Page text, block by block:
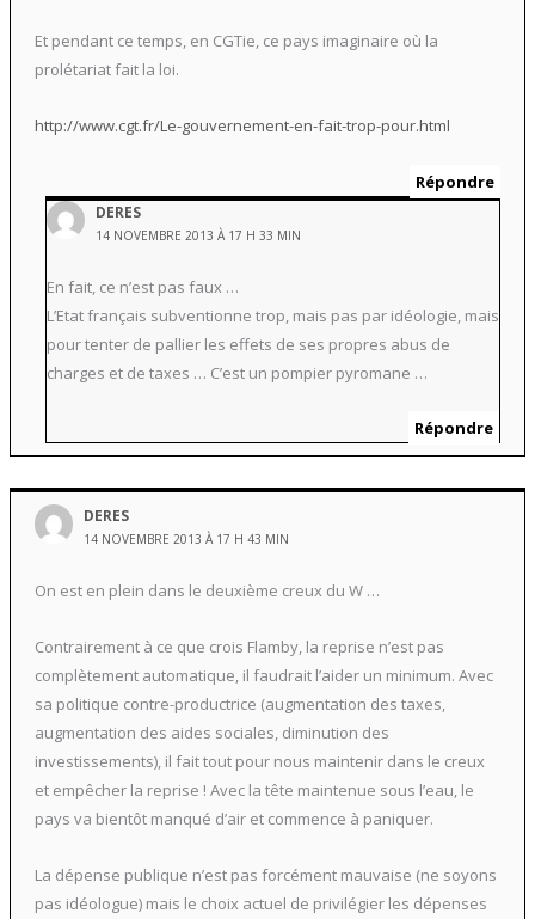
Et pendant ce temps, en CGTie, ce pays imaginaire où la
prolétariat fait la loi.
http://www.cgt.fr/Le-gouvernement-en-fait-trop-pour.html
Répondre
DERES
14 NOVEMBRE 2013 À 17 H 33 MIN
En fait, ce n’est pas faux …
L’Etat français subventionne trop, mais pas par idéologie, mais
pour tenter de pallier les effets de ses propres abus de
charges et de taxes … C’est un pompier pyromane …
Répondre
DERES
14 NOVEMBRE 2013 À 17 H 43 MIN
On est en plein dans le deuxième creux du W …
Contrairement à ce que crois Flamby, la reprise n’est pas
complètement automatique, il faudrait l’aider un minimum. Avec
sa politique contre-productrice (augmentation des taxes,
augmentation des aides sociales, diminution des
investissements), il fait tout pour nous maintenir dans le creux
et empêcher la reprise ! Avec la tête maintenue sous l’eau, le
pays va bientôt manqué d’air et commence à paniquer.
La dépense publique n’est pas forcément mauvaise (ne soyons
pas idéologue) mais le choix actuel de privilégier les dépenses